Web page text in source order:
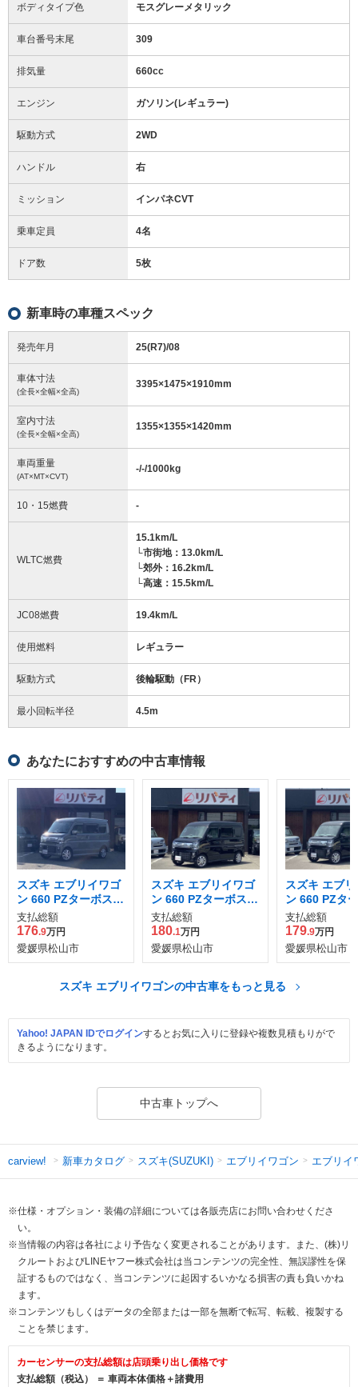
ボディタイプ色 モスグレーメタリック
車台番号末尾 309
排気量 660cc
エンジン ガソリン(レギュラー)
駆動方式 2WD
ハンドル 右
ミッション インパネCVT
乗車定員 4名
ドア数 5枚
新車時の車種スペック
発売年月 25(R7)/08
車体寸法
(全長×全幅×全高)
3395×1475×1910mm
室内寸法
(全長×全幅×全高)
1355×1355×1420mm
車両重量
(AT×MT×CVT)
-/-/1000kg
10・15燃費 -
WLTC燃費
15.1km/L
└市街地：13.0km/L
└郊外：16.2km/L
└高速：15.5km/L
JC08燃費 19.4km/L
使用燃料 レギュラー
駆動方式 後輪駆動（FR）
最小回転半径 4.5m
あなたにおすすめの中古車情報
スズキ エブリイワゴ
ン 660 PZターボスペ
シャル ハイルーフ
支払総額
176.9万円
愛媛県松山市
スズキ エブリイワゴ
ン 660 PZターボスペ
シャル ハイルーフ
支払総額
180.1万円
愛媛県松山市
スズキ エブ
ン 660 PZタ
イルーフ
支払総額
179.9万円
愛媛県松山市
スズキ エブリイワゴンの中古車をもっと見る
Yahoo! JAPAN IDでログインするとお気に入りに登録や複数見積もりがで
きるようになります。
中古車トップへ
carview! 新車カタログ スズキ(SUZUKI) エブリイワゴン エブリイ
※仕様・オプション・装備の詳細については各販売店にお問い合わせくださ
い。
※当情報の内容は各社により予告なく変更されることがあります。また、(株)リ
クルートおよびLINEヤフー株式会社は当コンテンツの完全性、無誤謬性を保
証するものではなく、当コンテンツに起因するいかなる損害の責も負いかね
ます。
※コンテンツもしくはデータの全部または一部を無断で転写、転載、複製する
ことを禁じます。
カーセンサーの支払総額は店頭乗り出し価格です
支払総額（税込） ＝ 車両本体価格＋諸費用